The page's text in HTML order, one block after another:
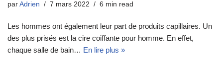
par Adrien 7 mars 2022 6 min read
Les hommes ont également leur part de produits capillaires. Un
des plus prisés est la cire coiffante pour homme. En effet,
chaque salle de bain… En lire plus »